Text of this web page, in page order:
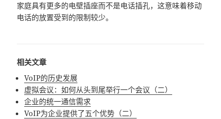
家庭具有更多的电壁插座而不是电话插孔，这意味着移动
电话的放置受到的限制较少。
相关文章
VoIP的历史发展
虚拟会议：如何从头到尾举行一个会议（二）
企业的统一通信需求
VoIP为企业提供了五个优势（二）